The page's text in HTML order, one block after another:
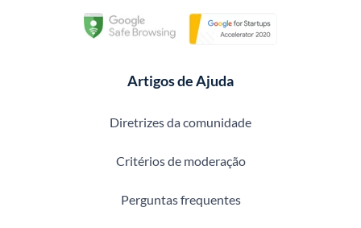
Artigos de Ajuda
Diretrizes da comunidade
Critérios de moderação
Perguntas frequentes